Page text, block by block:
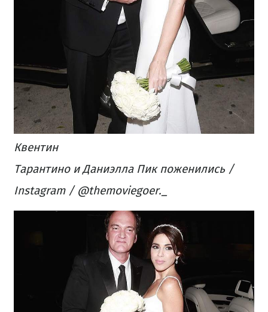
Квентин
Тарантино и Даниэлла Пик поженились /
Instagram / @themoviegoer._